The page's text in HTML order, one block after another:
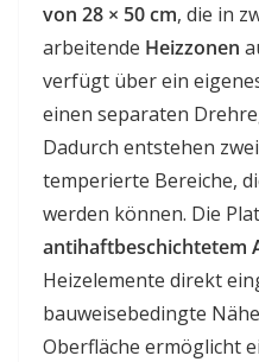
von 28 × 50 cm, die in
arbeitende Heizzonen
verfügt über ein
einen separaten
Dadurch entstehen
temperierte Bereiche,
werden können. Die
antihaftbeschichtetem
Heizelemente direkt
bauweisebedingte
Oberfläche ermöglicht